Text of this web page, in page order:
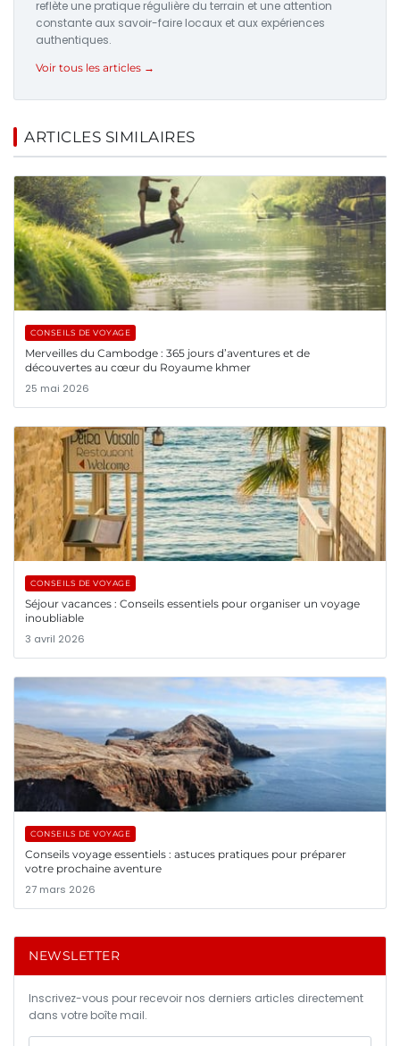
reflète une pratique régulière du terrain et une attention
constante aux savoir-faire locaux et aux expériences
authentiques.
Voir tous les articles →
ARTICLES SIMILAIRES
CONSEILS DE VOYAGE
Merveilles du Cambodge : 365 jours d’aventures et de
découvertes au cœur du Royaume khmer
25 mai 2026
CONSEILS DE VOYAGE
Séjour vacances : Conseils essentiels pour organiser un voyage
inoubliable
3 avril 2026
CONSEILS DE VOYAGE
Conseils voyage essentiels : astuces pratiques pour préparer
votre prochaine aventure
27 mars 2026
NEWSLETTER
Inscrivez-vous pour recevoir nos derniers articles directement
dans votre boîte mail.